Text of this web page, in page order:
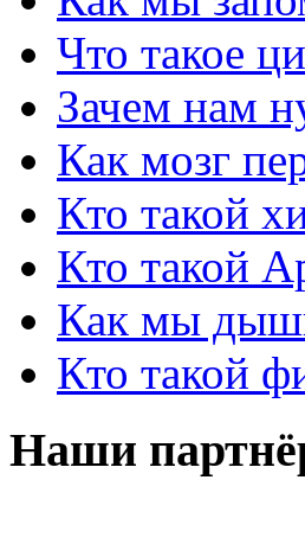
Что такое
Зачем нам
Как мозг
Кто такой
Кто такой
Как мы
Кто такой
Наши